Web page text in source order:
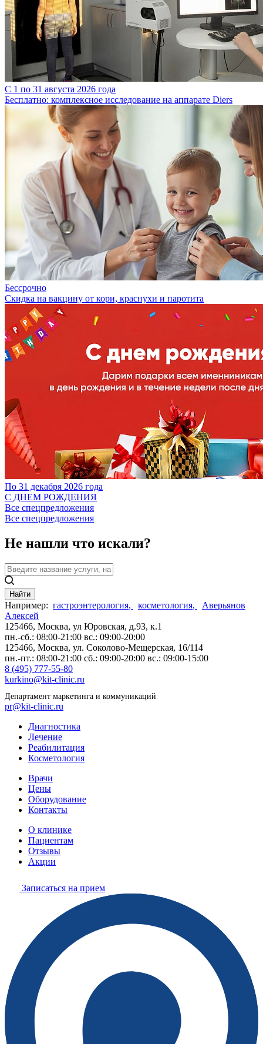
C 1 по 31 августа 2026 года
Бесплатно: комплексное исследование на аппарате Diers
Бессрочно
Скидка на вакцину от кори, краснухи и паротита
По 31 декабря 2026 года
С ДНЕМ РОЖДЕНИЯ
Все спецпредложения
Все спецпредложения
Не нашли что искали?
Найти
Например: гастроэнтерология, косметология,
Аверьянов
Алексей
125466, Москва, ул Юровская, д.93, к.1
пн.-сб.: 08:00-21:00 вс.: 09:00-20:00
125466, Москва, ул. Соколово-Мещерская, 16/114
пн.-пт.: 08:00-21:00 сб.: 09:00-20:00 вс.: 09:00-15:00
8 (495) 777-55-80
kurkino@kit-clinic.ru
Департамент маркетинга и коммуникаций
pr@kit-clinic.ru
Диагностика
Лечение
Реабилитация
Косметология
Врачи
Цены
Оборудование
Контакты
О клинике
Пациентам
Отзывы
Акции
Записаться на прием